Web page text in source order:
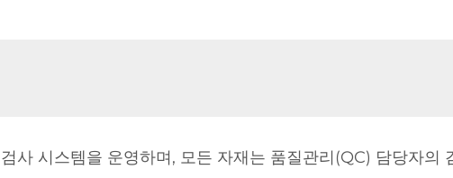
사 시스템을 운영하며, 모든 자재는 품질관리(QC) 담당자의